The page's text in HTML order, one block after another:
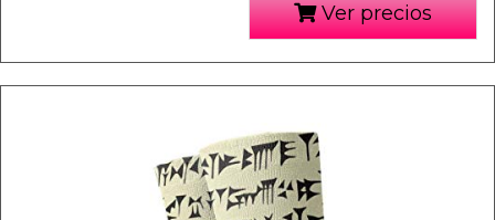
Ver precios